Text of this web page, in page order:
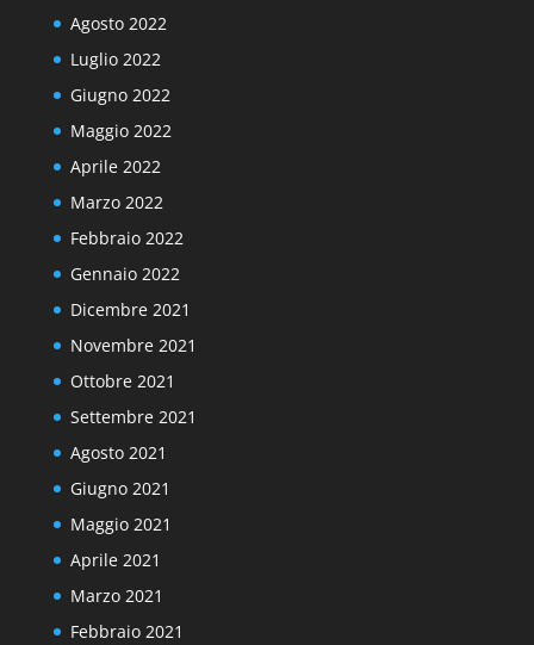
Agosto 2022
Luglio 2022
Giugno 2022
Maggio 2022
Aprile 2022
Marzo 2022
Febbraio 2022
Gennaio 2022
Dicembre 2021
Novembre 2021
Ottobre 2021
Settembre 2021
Agosto 2021
Giugno 2021
Maggio 2021
Aprile 2021
Marzo 2021
Febbraio 2021